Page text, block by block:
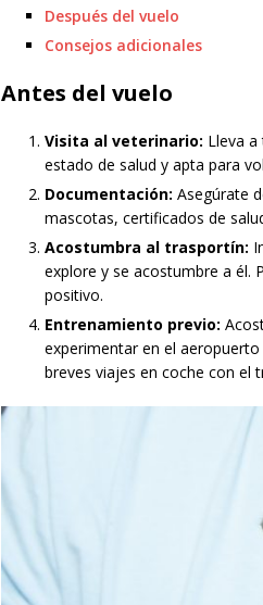
Después del vuelo
Consejos adicionales
Antes del vuelo
Visita al veterinario: Lleva
estado de salud y apta para
Documentación: Asegúrate
mascotas, certificados de
Acostumbra al trasportín:
explore y se acostumbre a él.
positivo.
Entrenamiento previo:
experimentar en el
breves viajes en coche con el